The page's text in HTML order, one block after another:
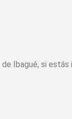
Ibagué, si